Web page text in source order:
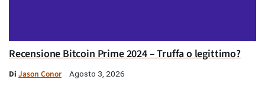
Recensione Bitcoin Prime 2024 – Truffa o legittimo?
Di Jason Conor Agosto 3, 2026